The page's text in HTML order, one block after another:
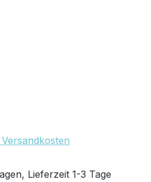
Lieferzeit 1-3 Tage